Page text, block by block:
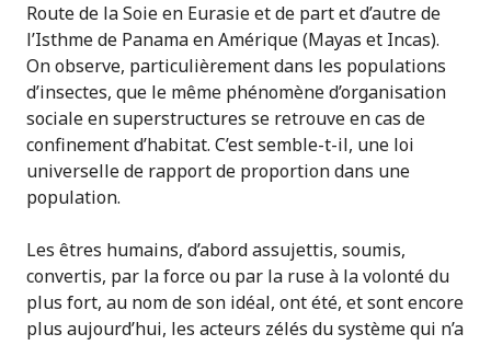
Route de la Soie en Eurasie et de part et d’autre de
l’Isthme de Panama en Amérique (Mayas et Incas).
On observe, particulièrement dans les populations
d’insectes, que le même phénomène d’organisation
sociale en superstructures se retrouve en cas de
confinement d’habitat. C’est semble-t-il, une loi
universelle de rapport de proportion dans une
population.
Les êtres humains, d’abord assujettis, soumis,
convertis, par la force ou par la ruse à la volonté du
plus fort, au nom de son idéal, ont été, et sont encore
plus aujourd’hui, les acteurs zélés du système qui n’a